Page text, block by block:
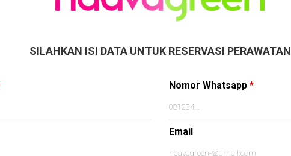
SILAHKAN ISI DATA UNTUK RESERVASI PERAWATAN
Nomor Whatsapp *
Email